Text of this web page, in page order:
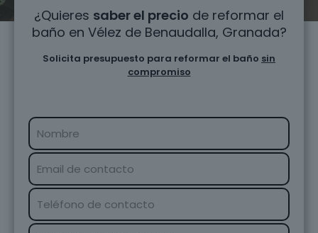
¿Quieres saber el precio de reformar el
baño en Vélez de Benaudalla, Granada?
Solicita presupuesto para reformar el baño sin
compromiso